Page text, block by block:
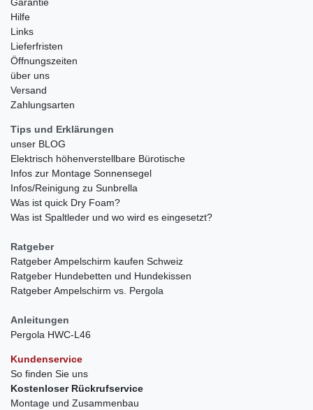
Hilfe
Links
Lieferfristen
Öffnungszeiten
über uns
Versand
Zahlungsarten
Tips und Erklärungen
unser BLOG
Elektrisch höhenverstellbare Bürotische
Infos zur Montage Sonnensegel
Infos/Reinigung zu Sunbrella
Was ist quick Dry Foam?
Was ist Spaltleder und wo wird es eingesetzt?
Ratgeber
Ratgeber Ampelschirm kaufen Schweiz
Ratgeber Hundebetten und Hundekissen
Ratgeber Ampelschirm vs. Pergola
Anleitungen
Pergola HWC-L46
Kundenservice
So finden Sie uns
Kostenloser Rückrufservice
Montage und Zusammenbau